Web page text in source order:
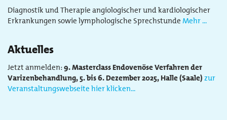
Diagnostik und Therapie angiologischer und kardiologischer
Erkrankungen sowie lymphologische Sprechstunde Mehr ...
Aktuelles
Jetzt anmelden:9.Masterclass Endovenöse Verfahren der
Varizenbehandlung, 5. bis 6. Dezember 2025, Halle (Saale) zur
Veranstaltungswebseite hier klicken...